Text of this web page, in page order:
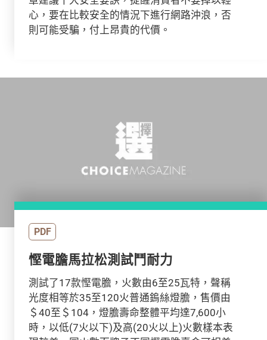
心，要在比較安全的情況下進行網路沖浪，否
則可能受騙，付上昂貴的代價。
PDF
慳電膽馬拉松測試鬥耐力
測試了17款慳電膽，火數由6至25瓦特，聲稱
光度相等於35至120火普通鎢絲燈膽，售價由
＄40至＄104，燈膽壽命整體平均達7,600小
時，以低(7火以下)及高(20火以上)火數樣本表